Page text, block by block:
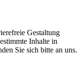
Gestaltung
Inhalte in
Sie sich bitte an uns.